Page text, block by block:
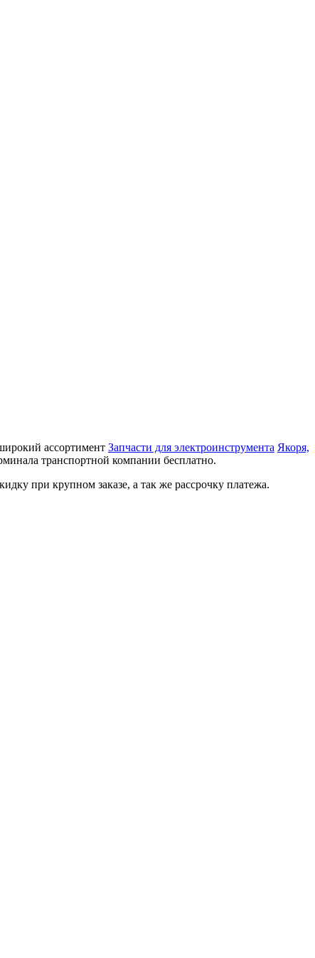
ассортимент Запчасти для электроинструмента Якоря,
транспортной компании бесплатно.
при крупном заказе, а так же рассрочку платежа.